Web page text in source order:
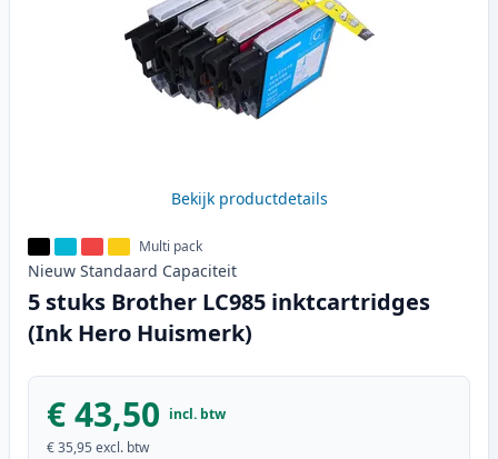
Bekijk productdetails
Multi pack
Nieuw Standaard Capaciteit
5 stuks Brother LC985 inktcartridges
(Ink Hero Huismerk)
€ 43,50 incl. btw
€ 35,95 excl. btw